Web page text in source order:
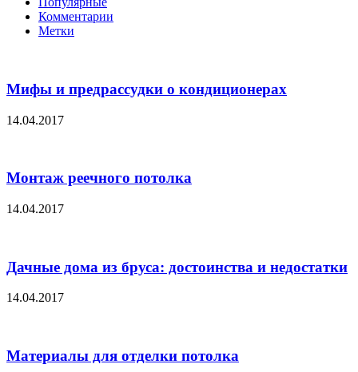
Комментарии
Метки
Мифы и предрассудки о кондиционерах
14.04.2017
Монтаж реечного потолка
14.04.2017
Дачные дома из бруса: достоинства и недостатки
14.04.2017
Материалы для отделки потолка